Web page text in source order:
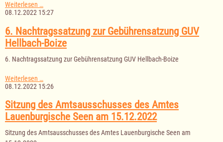
Weiterlesen …
über
Erhebung
einer
Zweitwohnungssteuer
08.12.2022 15:27
6. Nachtragssatzung zur Gebührensatzung GUV
Hellbach-Boize
6. Nachtragssatzung zur Gebührensatzung GUV Hellbach-Boize
Weiterlesen …
Nachtragssatzung
Gebührensatzung
GUV
Hellbach-
08.12.2022 15:26
Sitzung des Amtsausschusses des Amtes
Lauenburgische Seen am 15.12.2022
Sitzung des Amtsausschusses des Amtes Lauenburgische Seen am